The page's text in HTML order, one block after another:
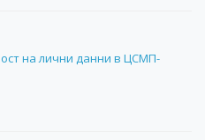
на лични данни в ЦСМП-